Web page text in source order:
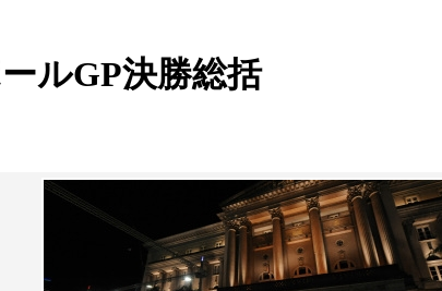
ルGP決勝総括